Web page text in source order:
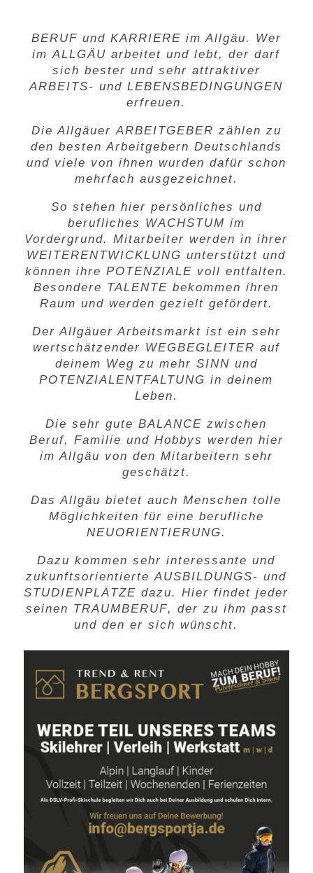
BERUF und KARRIERE im Allgäu. Wer
imALLGÄU arbeitet und lebt, der darf
sich bester und sehr attraktiver
ARBEITS- undLEBENSBEDINGUNGEN
erfreuen.
Die AllgäuerARBEITGEBER zählen zu
den besten Arbeitgebern Deutschlands
und viele von ihnen wurden dafür schon
mehrfach ausgezeichnet.
So stehen hier persönliches und
berufliches WACHSTUM im
Vordergrund. Mitarbeiter werden in ihrer
WEITERENTWICKLUNG unterstützt und
können ihre POTENZIALE voll entfalten.
Besondere TALENTE bekommen ihren
Raum und werden gezielt gefördert.
Der Allgäuer Arbeitsmarkt ist ein sehr
wertschätzender WEGBEGLEITER auf
deinem Weg zu mehr SINN und
POTENZIALENTFALTUNG in deinem
Leben.
Die sehr guteBALANCE zwischen
Beruf, Familie und Hobbys werden hier
im Allgäu von den Mitarbeitern sehr
geschätzt.
Das Allgäu bietet auch Menschen tolle
Möglichkeiten für eine berufliche
NEUORIENTIERUNG.
Dazu kommen sehr interessante und
zukunftsorientierteAUSBILDUNGS- und
STUDIENPLÄTZE dazu. Hier findet jeder
seinen TRAUMBERUF, der zu ihm passt
und den er sich wünscht.